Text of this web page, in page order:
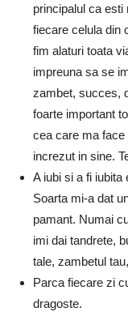
principalul ca esti
fiecare celula din
fim alaturi toata
impreuna sa se
zambet, succes,
foarte important
cea care ma
increzut in sine.
A iubi si a fi
Soarta mi-a dat
pamant. Numai
imi dai tandrete,
tale, zambetul
Parca fiecare zi
dragoste.